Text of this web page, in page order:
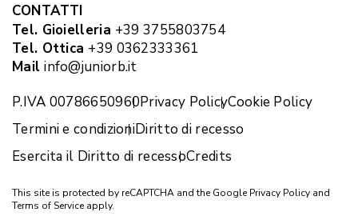
CONTATTI
Tel. Gioielleria +39 3755803754
Tel. Ottica +39 0362333361
Mail info@juniorb.it
P.IVA 00786650960Privacy PolicyCookie Policy
Termini e condizioniDiritto di recesso
Esercita il Diritto di recessoCredits
This site is protected by reCAPTCHA and the Google Privacy Policy and
Terms of Service apply.